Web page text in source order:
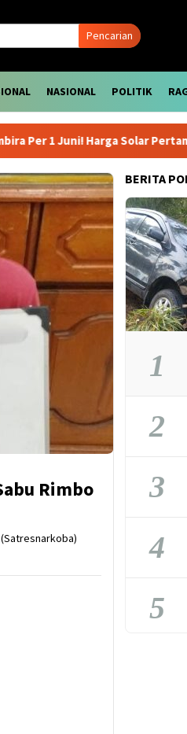
Pencarian
NASIONAL POLITIK
Juni! Harga Solar Pertamina
Rimbo
(Satresnarkoba)
BERITA
1
2
3
4
5